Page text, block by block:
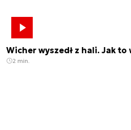
Wicher wyszedł z hali. Jak to
2 min.